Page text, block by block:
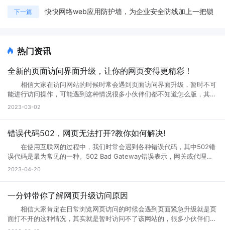
下一篇 快快网络web应用防护墙，为企业安全防线加上一把锁
热门资讯
全新的页面访问界面升级，让你的网页变得更精彩！
相信大家在访问网站的时候时常会遇到页面访问界面升级，暂时不可
能进行访问操作，可能遇到这种情况很多小伙伴们都不知道怎么版，其实
互联网网页在正常使用过程中是不会出现这种问题的。那么如果遇到页面
问页面，就是用户们正在访问的网页正在进行升级，暂时不可能进行访问
者们会通过升级访问提升网页的流畅度，让大家后续访问过程中更加顺
畅。这样上网就不会太卡了。 页面访问界面升级通知怎么设置出现页
面访问升级通知中，可以首先打开这个永久访问页面，然后点击升级按
钮，点击升级以后，网络就会自动的升级的，如果手机不会自动升级的
次，通过以上方式就可以打开需要访问的页面。 页面访问升级出
错? 有几个情况会导致这个现象出现： 1.你的网速过慢，网页代
码没有完全下载就运行了，导致不完整，当然就错误了。请刷新。 2.
2023-03-02
错误代码502，网页无法打开?教你如何解决!
在使用互联网的过程中，我们时常会遇到各种错误代码，其中502错
误代码是最为常见的一种。502 Bad Gateway错误表示，网关或代理服
务无法将请求发送到上游服务器。那么，错误代码502是什么意思?错误
到的响应无效或不完整。通常，这种情况发生在文件太大或处理速度太慢
被发送到它的代理服务器。如果代理服务器在尝试访问网站时无法从上游
服务器获取完整的响应，则会生成502错误代码。 502错误代码通常
2023-04-20
一分钟带你了解网页升级访问原因
相信大家肯定在日常浏览网页访问的时候会遇到页面紧急升级就是页
面打不开的这种情况，其实就是暂时访问不了该网站的，很多小伙伴们搞
不清楚网页升级访问是什么意思，也不知道网页升级访问原因?其实这种